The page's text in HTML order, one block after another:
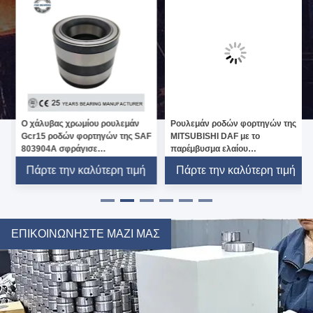
SAF
Ρουλεμάν ροδών φορτηγών της
MITSUBISHI DAF με το
παρέμβυσμα ελαίου
Πάρτε την καλύτερη τιμή
32226 32228J με κωνικούς
κυλίνδρους ρουλεμάν
32221 για το μεταλλουργικό
Πάρτε την καλύτερη
ΕΠΙΚΟΙΝΩΝΉΣΤΕ ΜΑΖΊ ΜΑΣ